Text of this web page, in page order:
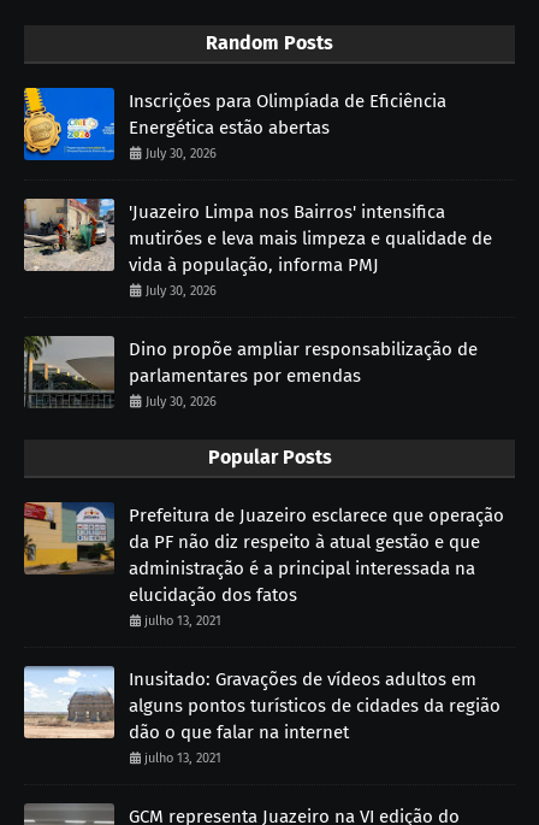
Random Posts
Inscrições para Olimpíada de Eficiência
Energética estão abertas
July 30, 2026
'Juazeiro Limpa nos Bairros' intensifica
mutirões e leva mais limpeza e qualidade de
vida à população, informa PMJ
July 30, 2026
Dino propõe ampliar responsabilização de
parlamentares por emendas
July 30, 2026
Popular Posts
Prefeitura de Juazeiro esclarece que operação
da PF não diz respeito à atual gestão e que
administração é a principal interessada na
elucidação dos fatos
julho 13, 2021
Inusitado: Gravações de vídeos adultos em
alguns pontos turísticos de cidades da região
dão o que falar na internet
julho 13, 2021
GCM representa Juazeiro na VI edição do